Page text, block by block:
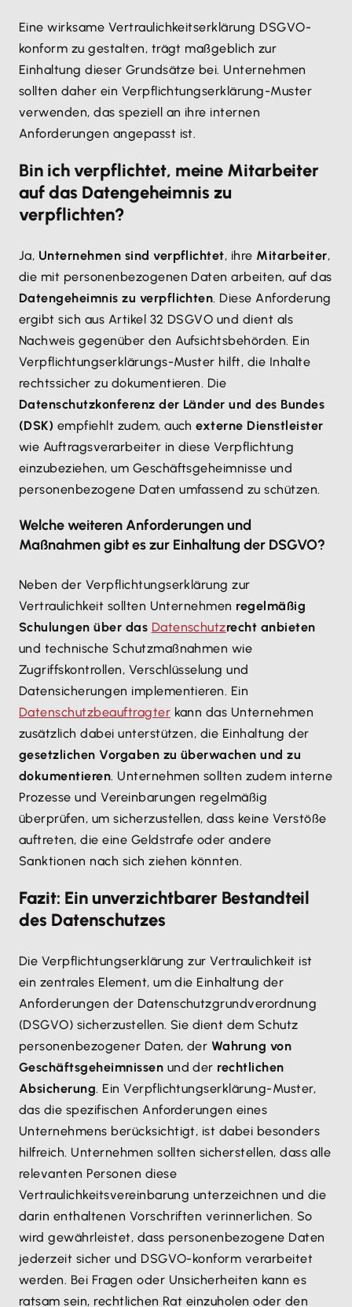
Eine wirksame Vertraulichkeitserklärung DSGVO-
konform zu gestalten, trägt maßgeblich zur
Einhaltung dieser Grundsätze bei. Unternehmen
sollten daher ein Verpflichtungserklärung-Muster
verwenden, das speziell an ihre internen
Anforderungen angepasst ist.
Bin ich verpflichtet, meine Mitarbeiter
auf das Datengeheimnis zu
verpflichten?
Ja, Unternehmen sind verpflichtet, ihre Mitarbeiter,
die mit personenbezogenen Daten arbeiten, auf das
Datengeheimnis zu verpflichten. Diese Anforderung
ergibt sich aus Artikel 32 DSGVO und dient als
Nachweis gegenüber den Aufsichtsbehörden. Ein
Verpflichtungserklärungs-Muster hilft, die Inhalte
rechtssicher zu dokumentieren. Die
Datenschutzkonferenz der Länder und des Bundes
(DSK) empfiehlt zudem, auchexterne Dienstleister
wie Auftragsverarbeiter in diese Verpflichtung
einzubeziehen, um Geschäftsgeheimnisse und
personenbezogene Daten umfassend zu schützen.
Welche weiteren Anforderungen und
Maßnahmen gibt es zur Einhaltung der DSGVO?
Neben der Verpflichtungserklärung zur
Vertraulichkeit sollten Unternehmen regelmäßig
Schulungen über das Datenschutzrecht anbieten
und technische Schutzmaßnahmen wie
Zugriffskontrollen, Verschlüsselung und
Datensicherungen implementieren. Ein
Datenschutzbeauftragter kann das Unternehmen
zusätzlich dabei unterstützen, die Einhaltung der
gesetzlichen Vorgaben zu überwachen und zu
dokumentieren. Unternehmen sollten zudem interne
Prozesse und Vereinbarungen regelmäßig
überprüfen, um sicherzustellen, dass keine Verstöße
auftreten, die eine Geldstrafe oder andere
Sanktionen nach sich ziehen könnten.
Fazit: Ein unverzichtbarer Bestandteil
des Datenschutzes
Die Verpflichtungserklärung zur Vertraulichkeit ist
ein zentrales Element, um die Einhaltung der
Anforderungen der Datenschutzgrundverordnung
(DSGVO) sicherzustellen. Sie dient dem Schutz
personenbezogener Daten, der Wahrung von
Geschäftsgeheimnissen und der rechtlichen
Absicherung. Ein Verpflichtungserklärung-Muster,
das die spezifischen Anforderungen eines
Unternehmens berücksichtigt, ist dabei besonders
hilfreich. Unternehmen sollten sicherstellen, dass alle
relevanten Personen diese
Vertraulichkeitsvereinbarung unterzeichnen und die
darin enthaltenen Vorschriften verinnerlichen. So
wird gewährleistet, dass personenbezogene Daten
jederzeit sicher und DSGVO-konform verarbeitet
werden. Bei Fragen oder Unsicherheiten kann es
ratsam sein, rechtlichen Rat einzuholen oder den